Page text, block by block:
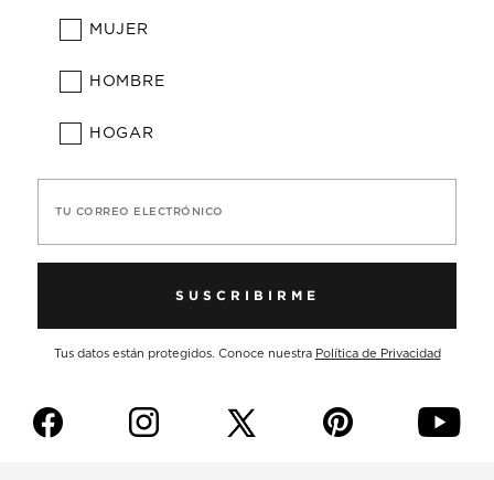
MUJER
HOMBRE
HOGAR
TU CORREO ELECTRÓNICO
SUSCRIBIRME
Tus datos están protegidos. Conoce nuestra Política de Privacidad
f i p y